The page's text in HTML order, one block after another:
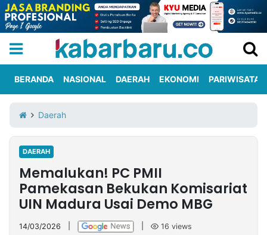
Iklan
Berita
Kami
Nasional
International
Olahraga
Entertainment
Daerah
Pariwisata
Kuliner
Kolom
Network
BERANDA NASIONAL DAERAH EKONOMI PARIWISATA
Daerah
DAERAH
Memalukan! PC PMII
Pamekasan Bekukan Komisariat
UIN Madura Usai Demo MBG
14/03/2026 16 views